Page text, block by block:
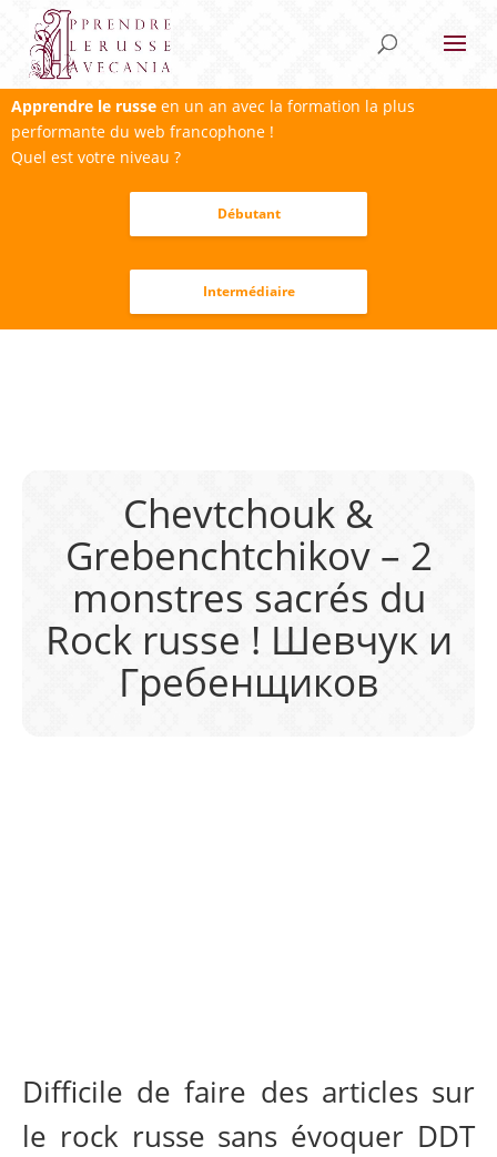
Apprendre le russe en un an avec la formation la plus
performante du web francophone !
Quel est votre niveau ?
Débutant
Intermédiaire
Chevtchouk &
Grebenchtchikov – 2
monstres sacrés du
Rock russe ! Шевчук и
Гребенщикoв
Difficile de faire des articles sur
le rock russe sans évoquer DDT